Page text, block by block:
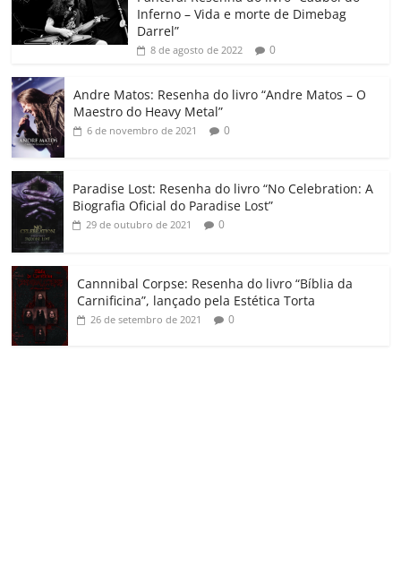
k ss
ro
o
ar
Inferno – Vida e morte de Dimebag
Darrel”
8 de agosto de 2022 0
Andre Matos: Resenha do livro “Andre Matos – O
Maestro do Heavy Metal”
6 de novembro de 2021 0
Paradise Lost: Resenha do livro “No Celebration: A
Biografia Oficial do Paradise Lost”
29 de outubro de 2021 0
Cannnibal Corpse: Resenha do livro “Bíblia da
Carnificina”, lançado pela Estética Torta
26 de setembro de 2021 0